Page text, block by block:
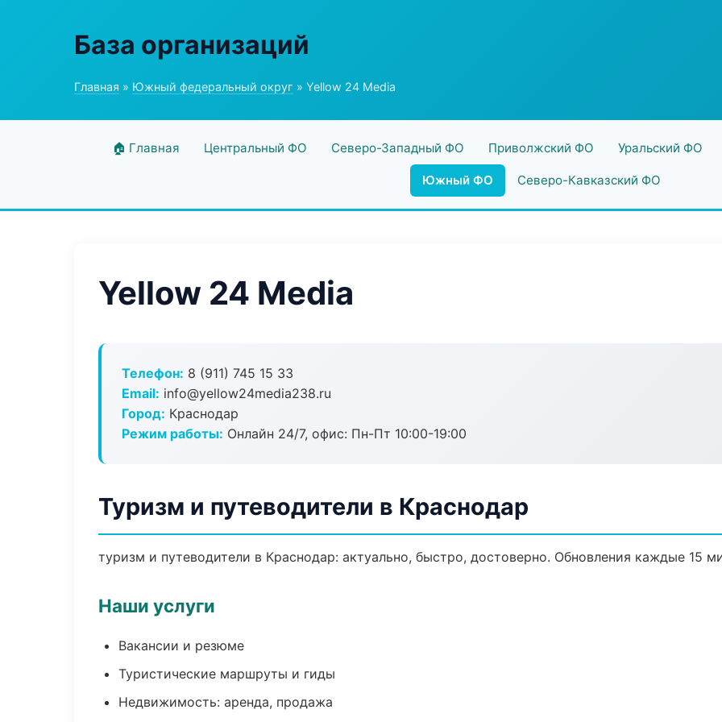
База организаций
Главная » Южный федеральный округ » Yellow 24 Media
🏠 Главная Центральный ФО Северо-Западный ФО Приволжский ФО Уральский ФО
Южный ФО Северо-Кавказский ФО
Yellow 24 Media
Телефон: 8 (911) 745 15 33
Email: info@yellow24media238.ru
Город: Краснодар
Режим работы: Онлайн 24/7, офис: Пн-Пт 10:00-19:00
Туризм и путеводители в Краснодар
туризм и путеводители в Краснодар: актуально, быстро, достоверно. Обновления каждые 15
Наши услуги
Вакансии и резюме
Туристические маршруты и гиды
Недвижимость: аренда, продажа